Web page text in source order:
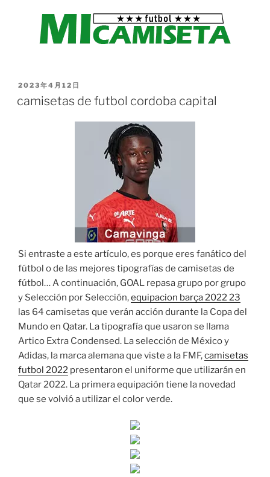
PUBLICADO
2023年4月12日
camisetas de futbol cordoba capital
Si entraste a este artículo, es porque eres fanático del
fútbol o de las mejores tipografías de camisetas de
fútbol… A continuación, GOAL repasa grupo por grupo
y Selección por Selección,equipacion barça 2022 23
las 64 camisetas que verán acción durante la Copa del
Mundo en Qatar. La tipografía que usaron se llama
Artico Extra Condensed. La selección de México y
Adidas, la marca alemana que viste a la FMF,camisetas
futbol 2022 presentaron el uniforme que utilizarán en
Qatar 2022. La primera equipación tiene la novedad
que se volvió a utilizar el color verde.